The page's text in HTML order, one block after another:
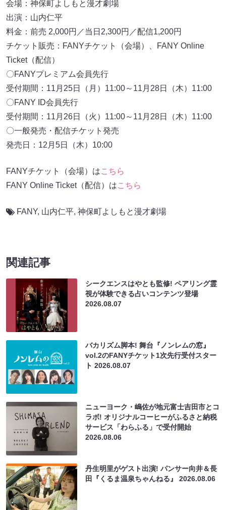
会場：神保町よしもと漫才劇場
出演：山内仁平
料金：前売 2,000円／当日2,300円／配信1,200円
チケット販売：FANYチケット（会場）、FANY Online
Ticket（配信）
〇FANYプレミアム会員先行
受付期間：11月25日（月）11:00～11月28日（木）11:00
〇FANY ID会員先行
受付期間：11月26日（火）11:00～11月28日（木）11:00
〇一般発売・配信チケット発売
発売日：12月5日（木）10:00
FANYチケット（会場）はこちら
FANY Online Ticket（配信）はこちら
FANY, 山内仁平, 神保町よしもと漫才劇場
関連記事
シークエンスはやとも監修! ペアリング霊
視が体験できる占いコンテンツ登場
2026.08.07
バカリズム脚本! 舞台『ノンレムの窓』
vol.2のFANYチケット1次先行受付スター
ト2026.08.07
ニューヨーク・嶋佐が地元富士吉田市とコ
ラボ! オリジナルコーヒーがふるさと納税
サービス「わらふる」で受付開始
2026.08.06
丹生明里がゲスト出演! パンサー向井＆長
田『くるま温泉ちゃんねる』2026.08.06